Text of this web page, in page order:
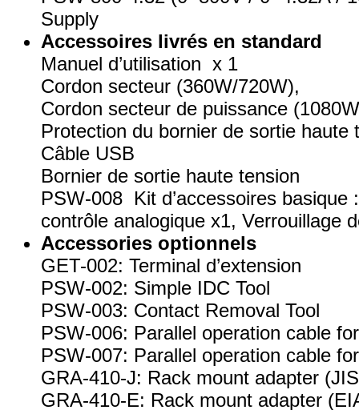
Supply
Accessoires livrés en standard
Manuel d’utilisation x 1
Cordon secteur (360W/720W),
Cordon secteur de puissance
Protection du bornier de sortie haute
Câble USB
Bornier de sortie haute tension
PSW-008 Kit d’accessoires
contrôle analogique x1, Verrouillage
Accessories optionnels
GET-002: Terminal d’extension
PSW-002: Simple IDC Tool
PSW-003: Contact Removal Tool
PSW-006: Parallel operation cable
PSW-007: Parallel operation cable
GRA-410-J: Rack mount adapter
GRA-410-E: Rack mount adapter